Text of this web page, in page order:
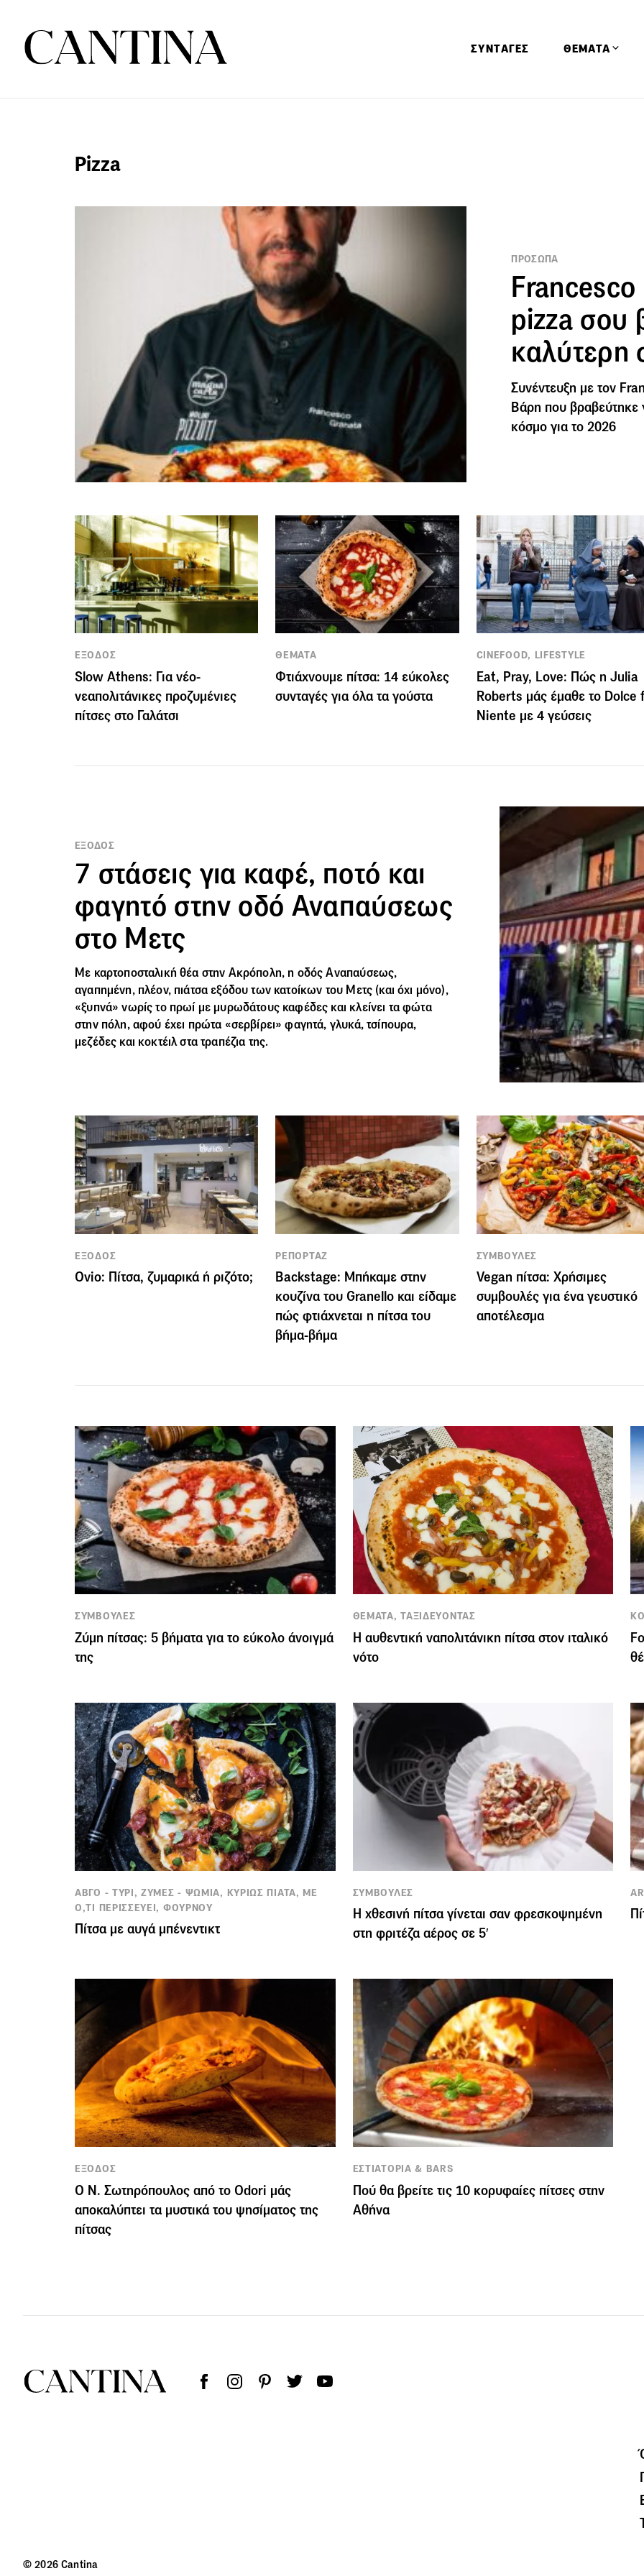
ΣΥΝΤΑΓΕΣ ΘΕΜΑΤΑ
Pizza
ΠΡΟΣΩΠΑ
Francesco
pizza σου
καλύτερη
Συνέντευξη με τον
Βάρη που βραβεύτηκε
κόσμο για το 2026
ΕΞΟΔΟΣ
Slow Athens: Για νέο-
νεαπολιτάνικες προζυμένιες
πίτσες στο Γαλάτσι
ΘΕΜΑΤΑ
Φτιάχνουμε πίτσα: 14 εύκολες
συνταγές για όλα τα γούστα
CINEFOOD, LIFESTYLE
Eat, Pray, Love: Πώς η Julia
Roberts μάς έμαθε το Dolce
Niente με 4 γεύσεις
ΕΞΟΔΟΣ
7 στάσεις για καφέ, ποτό και
φαγητό στην οδό Αναπαύσεως
στο Μετς
Με καρτοποσταλική θέα στην Ακρόπολη, η οδός Αναπαύσεως,
αγαπημένη, πλέον, πιάτσα εξόδου των κατοίκων του Μετς (και όχι μόνο),
«ξυπνά» νωρίς το πρωί με μυρωδάτους καφέδες και κλείνει τα φώτα
στην πόλη, αφού έχει πρώτα «σερβίρει» φαγητά, γλυκά, τσίπουρα,
μεζέδες και κοκτέιλ στα τραπέζια της.
ΕΞΟΔΟΣ
Ovio: Πίτσα, ζυμαρικά ή ριζότο;
ΡΕΠΟΡΤΑΖ
Backstage: Μπήκαμε στην
κουζίνα του Granello και είδαμε
πώς φτιάχνεται η πίτσα του
βήμα-βήμα
ΣΥΜΒΟΥΛΕΣ
Vegan πίτσα: Χρήσιμες
συμβουλές για ένα γευστικό
αποτέλεσμα
ΣΥΜΒΟΥΛΕΣ
Ζύμη πίτσας: 5 βήματα για το εύκολο άνοιγμά
της
ΘΕΜΑΤΑ, ΤΑΞΙΔΕΥΟΝΤΑΣ
Η αυθεντική ναπολιτάνικη πίτσα στον ιταλικό
νότο
ΑΒΓΟ - ΤΥΡΙ, ΖΥΜΕΣ - ΨΩΜΙΑ, ΚΥΡΙΩΣ ΠΙΑΤΑ, ΜΕ
Ο,ΤΙ ΠΕΡΙΣΣΕΥΕΙ, ΦΟΥΡΝΟΥ
Πίτσα με αυγά μπένεντικτ
ΣΥΜΒΟΥΛΕΣ
Η χθεσινή πίτσα γίνεται σαν φρεσκοψημένη
στη φριτέζα αέρος σε 5′
ΕΞΟΔΟΣ
Ο Ν. Σωτηρόπουλος από το Odori μάς
αποκαλύπτει τα μυστικά του ψησίματος της
πίτσας
ΕΣΤΙΑΤΟΡΙΑ & BARS
Πού θα βρείτε τις 10 κορυφαίες πίτσες στην
Αθήνα
© 2026 Cantina